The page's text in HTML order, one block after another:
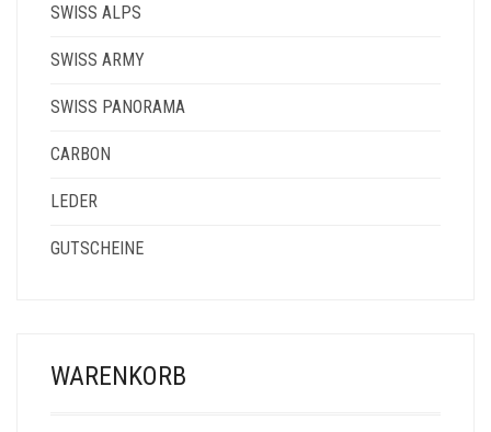
SWISS ALPS
SWISS ARMY
SWISS PANORAMA
CARBON
LEDER
GUTSCHEINE
WARENKORB